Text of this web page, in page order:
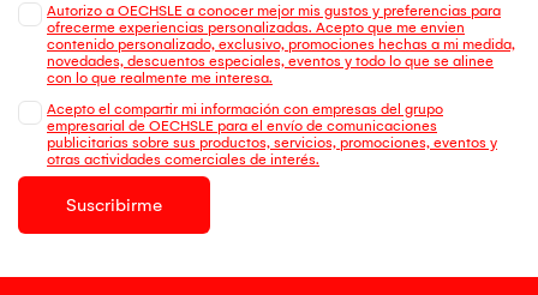
Autorizo a OECHSLE a conocer mejor mis gustos y preferencias para
ofrecerme experiencias personalizadas. Acepto que me envien
contenido personalizado, exclusivo, promociones hechas a mi medida,
novedades, descuentos especiales, eventos y todo lo que se alinee
con lo que realmente me interesa.
Acepto el compartir mi información con empresas del grupo
empresarial de OECHSLE para el envío de comunicaciones
publicitarias sobre sus productos, servicios, promociones, eventos y
otras actividades comerciales de interés.
Suscribirme